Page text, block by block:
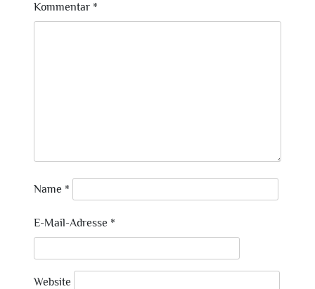
Kommentar *
Name *
E-Mail-Adresse *
Website